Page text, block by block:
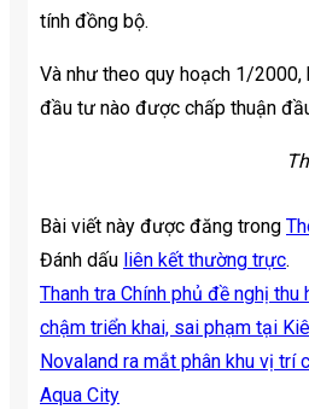
tính đồng bộ.
Và như theo quy hoạch 1/2000,
đầu tư nào được chấp thuận
Bài viết này được đăng trong
Đánh dấu liên kết thường trực.
Thanh tra Chính phủ đề nghị
chậm triển khai, sai phạm tại
Novaland ra mắt phân khu vị trí
Aqua City